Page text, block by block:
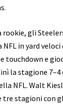
rookie, gli
in yard
touchdown e
la stagione 7–4
NFL. Walt
stagioni con